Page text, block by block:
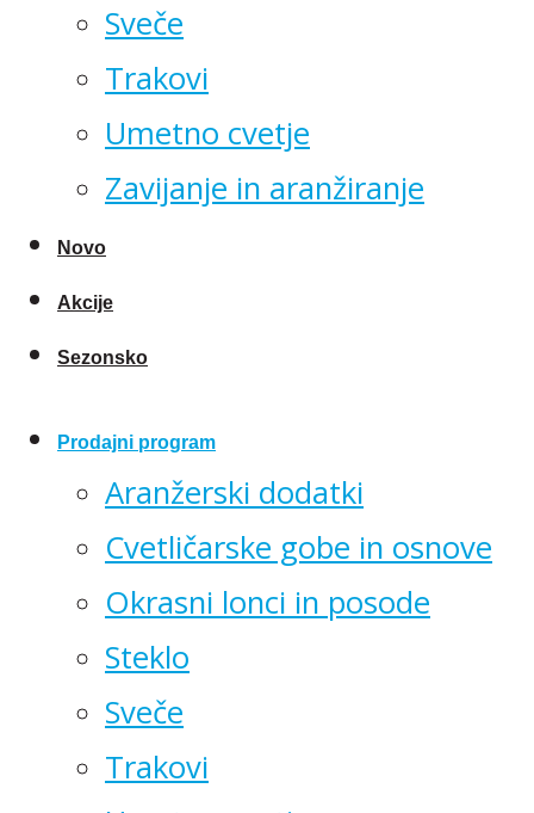
Sveče
Trakovi
Umetno cvetje
Zavijanje in aranžiranje
Novo
Akcije
Sezonsko
Prodajni program
Aranžerski dodatki
Cvetličarske gobe in osnove
Okrasni lonci in posode
Steklo
Sveče
Trakovi